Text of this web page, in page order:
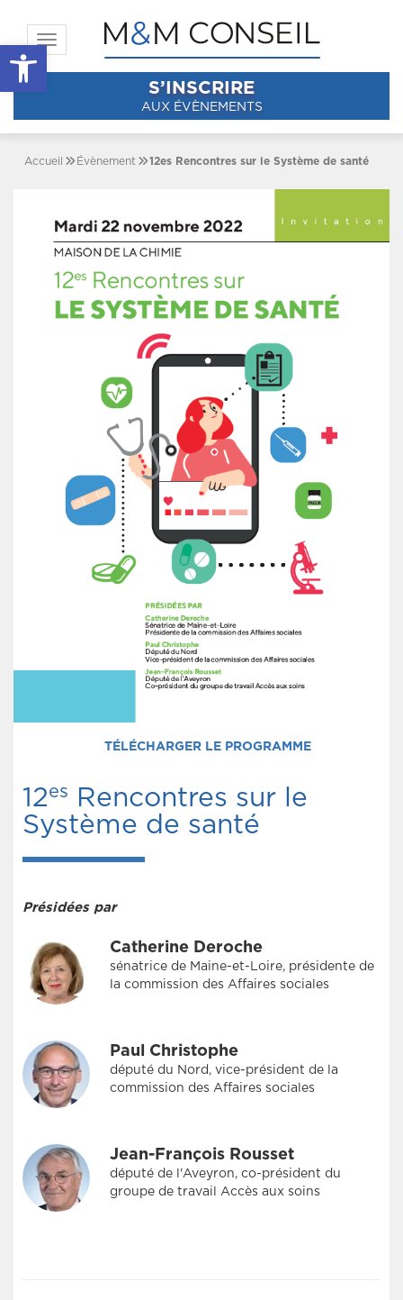
Ouvrir la barre d’outils
Toggle navigation
S’INSCRIRE
AUX ÉVÈNEMENTS
Accueil Évènement 12es Rencontres sur le Système de santé
TÉLÉCHARGER LE PROGRAMME
12es
Rencontres sur le
Système de santé
Présidées par
Catherine Deroche
sénatrice de Maine-et-Loire, présidente de
la commission des Affaires sociales
Paul Christophe
député du Nord, vice-président de la
commission des Affaires sociales
Jean-François Rousset
député de l'Aveyron, co-président du
groupe de travail Accès aux soins